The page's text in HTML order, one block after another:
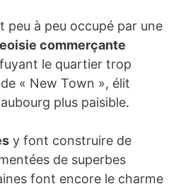
peu à peu occupé par une
commerçante
le quartier trop
« New Town », élit
plus paisible.
y font construire de
de superbes
font encore le charme